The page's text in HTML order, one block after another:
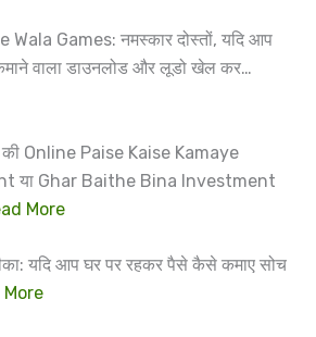
Games: नमस्कार दोस्तों, यदि आप
वाला डाउनलोड और लूडो खेल कर…
की Online Paise Kaise Kamaye
या Ghar Baithe Bina Investment
More
यदि आप घर पर रहकर पैसे कैसे कमाए सोच
More